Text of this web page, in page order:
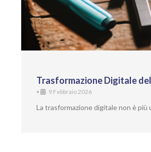
Trasformazione Digitale
• 9 Febbraio 2026
La trasformazione digitale non è più